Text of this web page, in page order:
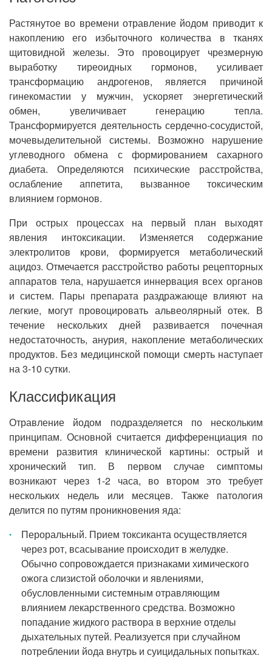
Растянутое во времени отравление йодом приводит к
накоплению его избыточного количества в тканях
щитовидной железы. Это провоцирует чрезмерную
выработку тиреоидных гормонов, усиливает
трансформацию андрогенов, является причиной
гинекомастии у мужчин, ускоряет энергетический
обмен, увеличивает генерацию тепла.
Трансформируется деятельность сердечно-сосудистой,
мочевыделительной системы. Возможно нарушение
углеводного обмена с формированием сахарного
диабета. Определяются психические расстройства,
ослабление аппетита, вызванное токсическим
влиянием гормонов.
При острых процессах на первый план выходят
явления интоксикации. Изменяется содержание
электролитов крови, формируется метаболический
ацидоз. Отмечается расстройство работы рецепторных
аппаратов тела, нарушается иннервация всех органов
и систем. Пары препарата раздражающе влияют на
легкие, могут провоцировать альвеолярный отек. В
течение нескольких дней развивается почечная
недостаточность, анурия, накопление метаболических
продуктов. Без медицинской помощи смерть наступает
на 3-10 сутки.
Классификация
Отравление йодом подразделяется по нескольким
принципам. Основной считается дифференциация по
времени развития клинической картины: острый и
хронический тип. В первом случае симптомы
возникают через 1-2 часа, во втором это требует
нескольких недель или месяцев. Также патология
делится по путям проникновения яда:
Пероральный. Прием токсиканта осуществляется
через рот, всасывание происходит в желудке.
Обычно сопровождается признаками химического
ожога слизистой оболочки и явлениями,
обусловленными системным отравляющим
влиянием лекарственного средства. Возможно
попадание жидкого раствора в верхние отделы
дыхательных путей. Реализуется при случайном
потреблении йода внутрь и суицидальных попытках.